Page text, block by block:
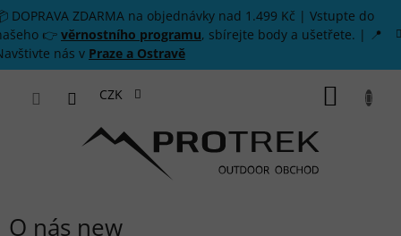
Přejít na obsah
DOPRAVA ZDARMA na objednávky nad 1.499 Kč | Vstupte do
👉 věrnostního programu, sbírejte body a ušetřete. | 📍
nás v Praze a Ostravě
CZK
O nás new